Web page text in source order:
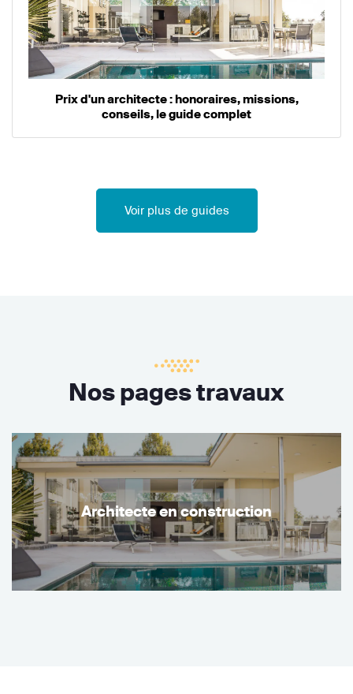
Prix d'un architecte : honoraires, missions,
conseils, le guide complet
Voir plus de guides
Nos pages travaux
Architecte en construction